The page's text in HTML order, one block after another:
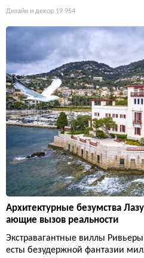
Дизайн и декор 19 954
Архитектурные безумства
ающие вызов реальности
Экстравагантные виллы
есты безудержной фантазии